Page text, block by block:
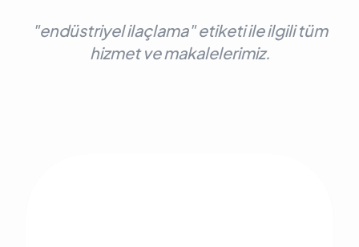
"endüstriyel ilaçlama" etiketi ile ilgili tüm
hizmet ve makalelerimiz.